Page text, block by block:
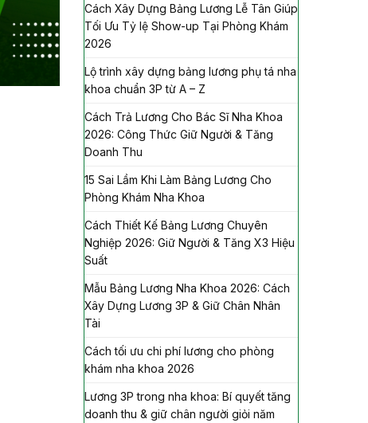
Cách Xây Dựng Bảng Lương Lễ Tân Giúp
Tối Ưu Tỷ lệ Show-up Tại Phòng Khám
2026
Lộ trình xây dựng bảng lương phụ tá nha
khoa chuẩn 3P từ A – Z
Cách Trả Lương Cho Bác Sĩ Nha Khoa
2026: Công Thức Giữ Người & Tăng
Doanh Thu
15 Sai Lầm Khi Làm Bảng Lương Cho
Phòng Khám Nha Khoa
Cách Thiết Kế Bảng Lương Chuyên
Nghiệp 2026: Giữ Người & Tăng X3 Hiệu
Suất
Mẫu Bảng Lương Nha Khoa 2026: Cách
Xây Dựng Lương 3P & Giữ Chân Nhân
Tài
Cách tối ưu chi phí lương cho phòng
khám nha khoa 2026
Lương 3P trong nha khoa: Bí quyết tăng
doanh thu & giữ chân người giỏi năm